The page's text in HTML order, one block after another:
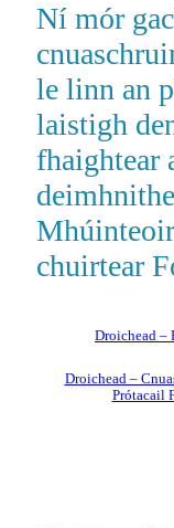
Ní mór
le linn an
laistigh
fhaightear
chuirtear
Droichead –
Droichead –
Prótacail